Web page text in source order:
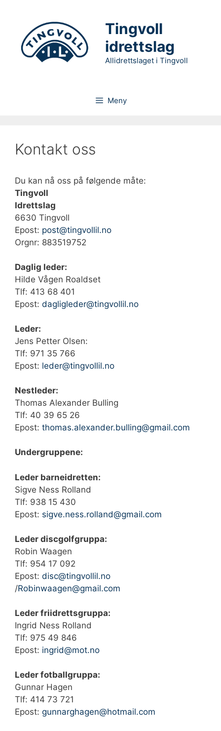
Tingvoll
idrettslag
Allidrettslaget i Tingvoll
Meny
Kontakt oss
Du kan nå oss på følgende måte:
Tingvoll
Idrettslag
6630 Tingvoll
Epost: post@tingvollil.no
Orgnr: 883519752
Daglig leder:
Hilde Vågen Roaldset
Tlf: ‭413 68 401‬
Epost: dagligleder@tingvollil.no
Leder:
Jens Petter Olsen:
Tlf: 971 35 766
Epost: leder@tingvollil.no
Nestleder:
Thomas Alexander Bulling
Tlf: 40 39 65 26
Epost: thomas.alexander.bulling@gmail.com
Undergruppene:
Leder barneidretten:
Sigve Ness Rolland
Tlf: ‭938 15 430‬
Epost: sigve.ness.rolland@gmail.com
Leder discgolfgruppa:
Robin Waagen
Tlf: 954 17 092‬
Epost: disc@tingvollil.no
/Robinwaagen@gmail.com
Leder friidrettsgruppa:
Ingrid Ness Rolland
Tlf: ‭975 49 846‬
Epost: ingrid@mot.no
Leder fotballgruppa:
Gunnar Hagen
Tlf: 414 73 721‬
Epost: gunnarghagen@hotmail.com